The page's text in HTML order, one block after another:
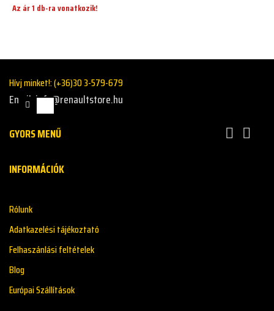
Az ár 1 db-ra vonatkozik!
Hívj minket!:(+36)30 3-579-679
Email: info@renaultstore.hu
GYORS MENŰ
 
INFORMÁCIÓK
Rólunk
Adatkazelési tájékoztató
Felhaszánlási feltételek
Blog
Európai Szállítások